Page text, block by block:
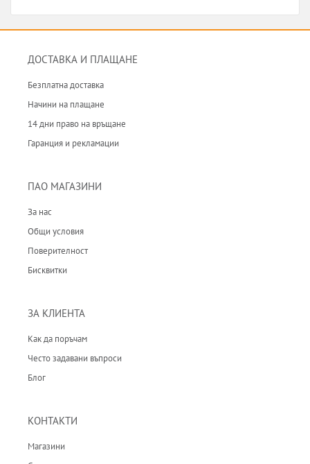
ДОСТАВКА И ПЛАЩАНЕ
Безплатна доставка
Начини на плащане
14 дни право на връщане
Гаранция и рекламации
ПАО МАГАЗИНИ
За нас
Общи условия
Поверителност
Бисквитки
ЗА КЛИЕНТА
Как да поръчам
Често задавани въпроси
Блог
КОНТАКТИ
Магазини